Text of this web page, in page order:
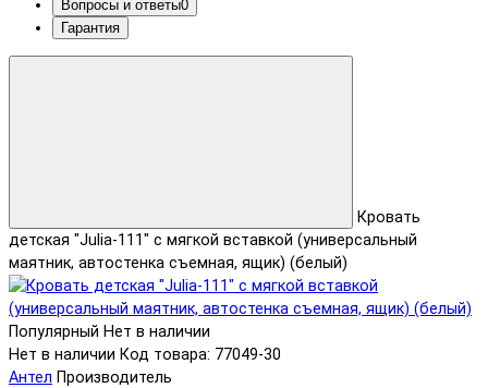
Вопросы и ответы0
Гарантия
Кровать
детская "Julia-111" с мягкой вставкой (универсальный
маятник, автостенка съемная, ящик) (белый)
Популярный Нет в наличии
Нет в наличии Код товара: 77049-30
Антел Производитель